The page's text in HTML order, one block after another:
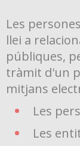
Les
llei a
públiques,
tràmit d'un
mitjans
Les
Les